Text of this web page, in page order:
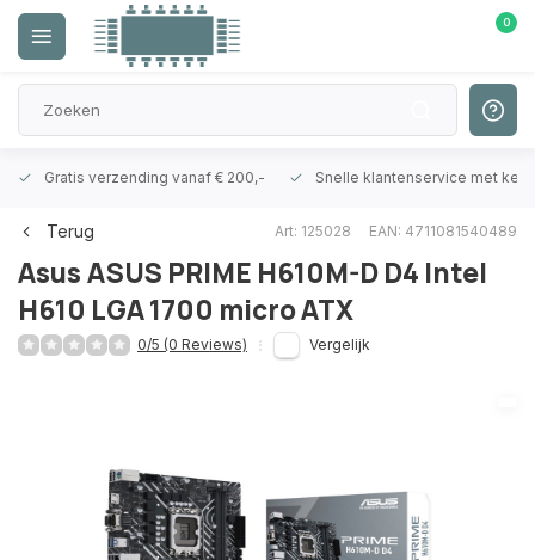
0
Gratis verzending vanaf € 200,- Snelle klantenservice met
Terug Art: 125028 EAN: 4711081540489
AsusASUS PRIME H610M-D D4 Intel
H610 LGA 1700 micro ATX
0/5 (0 Reviews) Vergelijk